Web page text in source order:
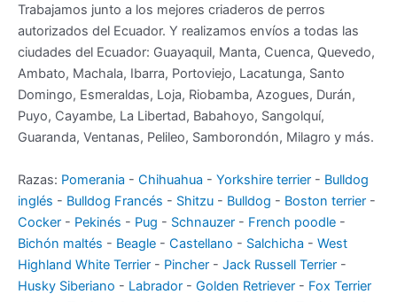
Trabajamos junto a los mejores criaderos de perros
autorizados del Ecuador. Y realizamos envíos a todas las
ciudades del Ecuador: Guayaquil, Manta, Cuenca, Quevedo,
Ambato, Machala, Ibarra, Portoviejo, Lacatunga, Santo
Domingo, Esmeraldas, Loja, Riobamba, Azogues, Durán,
Puyo, Cayambe, La Libertad, Babahoyo, Sangolquí,
Guaranda, Ventanas, Pelileo, Samborondón, Milagro y más.
Razas: Pomerania - Chihuahua - Yorkshire terrier - Bulldog
inglés - Bulldog Francés - Shitzu - Bulldog - Boston terrier -
Cocker - Pekinés - Pug - Schnauzer - French poodle -
Bichón maltés - Beagle - Castellano - Salchicha - West
Highland White Terrier - Pincher - Jack Russell Terrier -
Husky Siberiano - Labrador - Golden Retriever - Fox Terrier